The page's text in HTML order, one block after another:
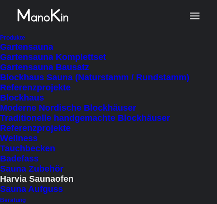
Produkte
Gartensauna
Gartensauna Komplettset
Gartensauna Bausatz
Blockhaus Sauna (Naturstamm / Rundstamm)
Referenzprojekte
Blockhaus
Moderne Nordische Blockhäuser
Traditionelle handgemachte Blockhäuser
Referenzprojekte
Wellness
Tauchbecken
Badefass
Sauna Zubehör
Harvia Saunaofen
Sauna Aufguss
Beratung
Harvia Cilindro
Elektrosaunaofen, externe
Steuerung
Ab €450